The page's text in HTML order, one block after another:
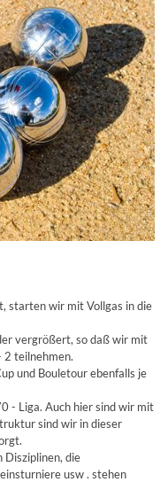
starten wir mit Vollgas in die
vergrößert, so daß wir mit
2 teilnehmen.
und Bouletour ebenfalls je
- Liga. Auch hier sind wir mit
sind wir in dieser
Disziplinen, die
usw . stehen